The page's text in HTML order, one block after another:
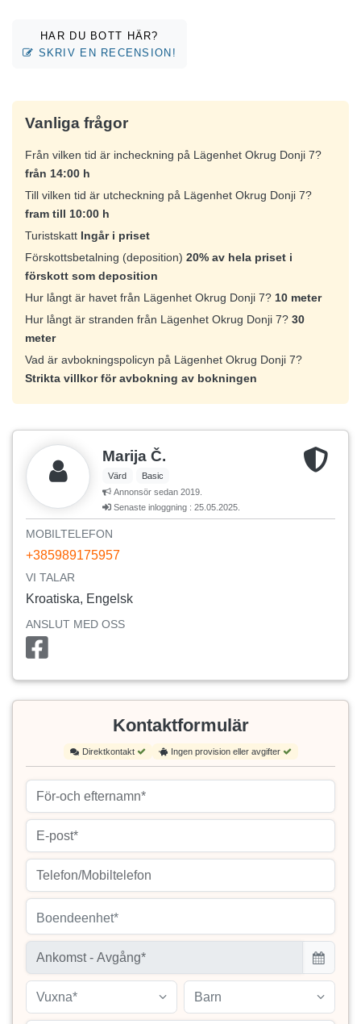
HAR DU BOTT HÄR?
SKRIV EN RECENSION!
Vanliga frågor
Från vilken tid är incheckning på Lägenhet Okrug Donji 7?
från 14:00 h
Till vilken tid är utcheckning på Lägenhet Okrug Donji 7?
fram till 10:00 h
Turistskatt Ingår i priset
Förskottsbetalning (deposition) 20% av hela priset i
förskott som deposition
Hur långt är havet från Lägenhet Okrug Donji 7? 10 meter
Hur långt är stranden från Lägenhet Okrug Donji 7? 30
meter
Vad är avbokningspolicyn på Lägenhet Okrug Donji 7?
Strikta villkor för avbokning av bokningen
Marija Č.
Värd
Basic
Annonsör sedan 2019.
Senaste inloggning : 25.05.2025.
MOBILTELEFON
+385989175957
VI TALAR
Kroatiska, Engelsk
ANSLUT MED OSS
Kontaktformulär
Direktkontakt Ingen provision eller avgifter
Boendeenhet*
Vuxna* Barn